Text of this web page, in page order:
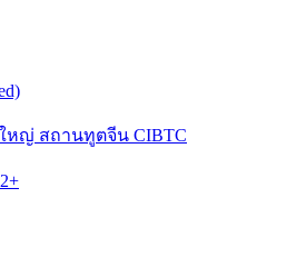
หญ่ สถานทูตจีน CIBTC